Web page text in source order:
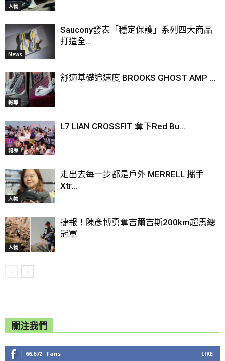
人物
News
Saucony發表「穩定保護」系列四大商品
打造全...
報導
舒適基礎追速度 BROOKS GHOST AMP ...
報導
L7 LIAN CROSSFIT 奪下Red Bu...
人物
走出去每一步都是戶外 MERRELL 攜手
Xtr...
人物
捷報！陳彥博勇奪吉爾吉斯200km超馬總
冠軍
關注我們
66,672 Fans LIKE